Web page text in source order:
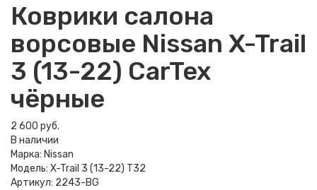
Коврики салона
ворсовые Nissan X-Trail
3 (13-22) CarTex
чёрные
2 600 руб.
В наличии
Марка: Nissan
Модель: X-Trail 3 (13-22) T32
Артикул: 2243-BG